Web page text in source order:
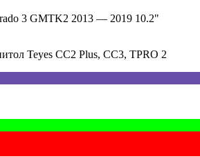
3 GMTK2 2013 — 2019 10.2"
Teyes CC2 Plus, CC3, TPRO 2